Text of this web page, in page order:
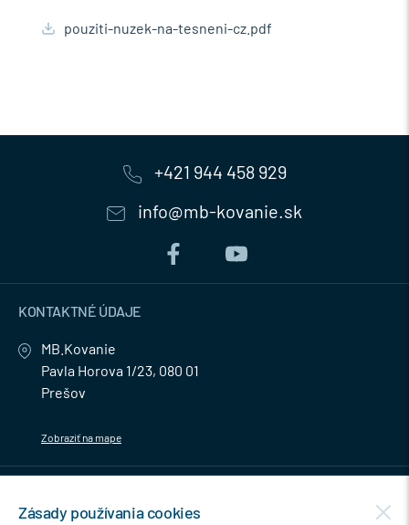
pouziti-nuzek-na-tesneni-cz.pdf
+421 944 458 929
info@mb-kovanie.sk
KONTAKTNÉ ÚDAJE
MB.Kovanie
Pavla Horova 1/23, 080 01
Prešov
Zobraziť na mape
Zásady používania cookies